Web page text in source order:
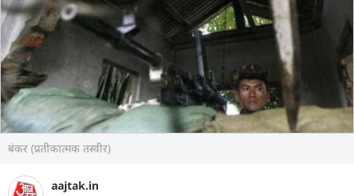
बंकर (प्रतीकात्मक तस्वीर)
aajtak.in